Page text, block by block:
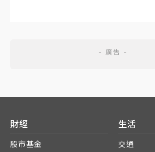
財經
股市基金
生活
交通